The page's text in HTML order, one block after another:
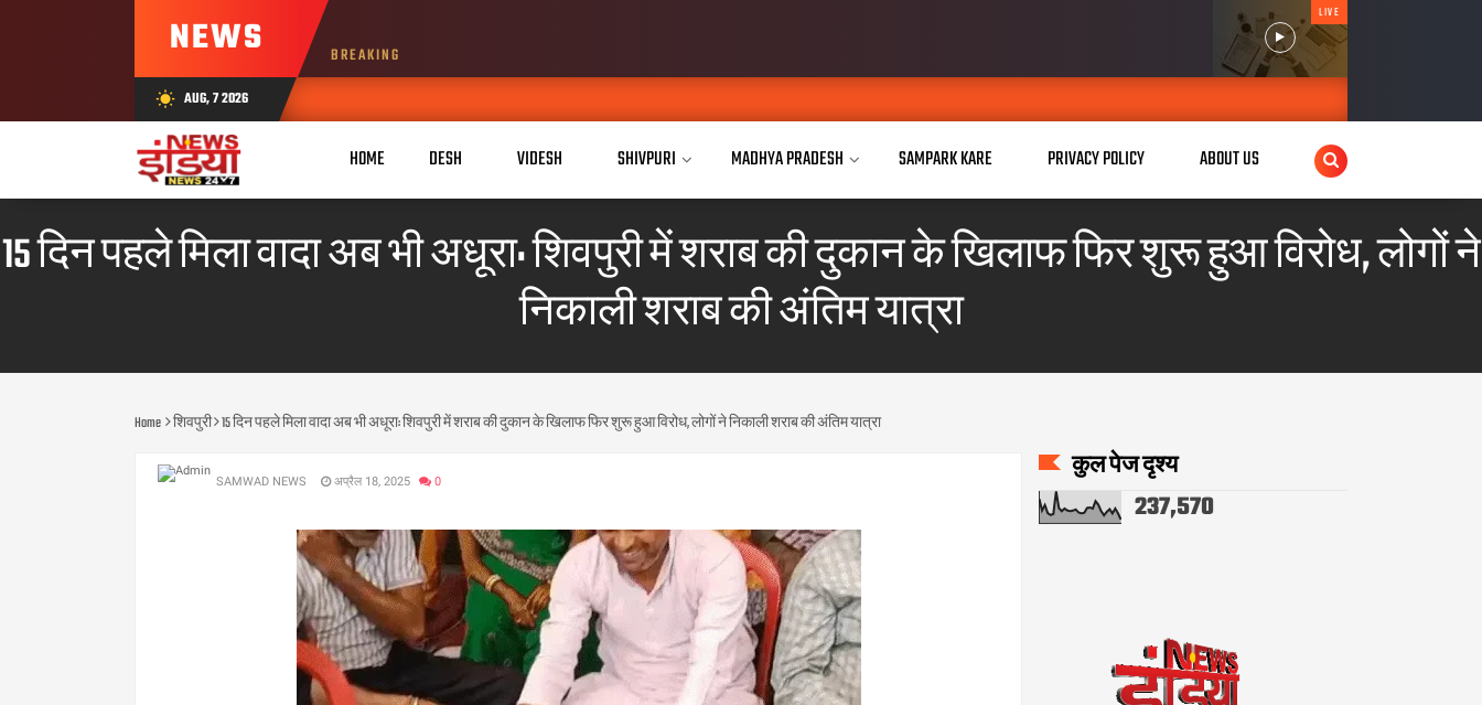
NEWS BREAKING
LIVE
wb_sunny AUG, 7 2026
HOME DESH VIDESH SHIVPURI MADHYA PRADESH SAMPARK KARE PRIVACY POLICY ABOUT US
15 दिन पहले मिला वादा अब भी अधूरा: शिवपुरी में शराब की दुकान के खिलाफ फिर शुरू हुआ विरोध, लोगों ने
निकाली शराब की अंतिम यात्रा
Home शिवपुरी 15 दिन पहले मिला वादा अब भी अधूरा: शिवपुरी में शराब की दुकान के खिलाफ फिर शुरू हुआ विरोध, लोगों ने निकाली शराब की अंतिम यात्रा
SAMWAD NEWS अप्रैल 18, 2025 0 कुल पेज दृश्य
237,570